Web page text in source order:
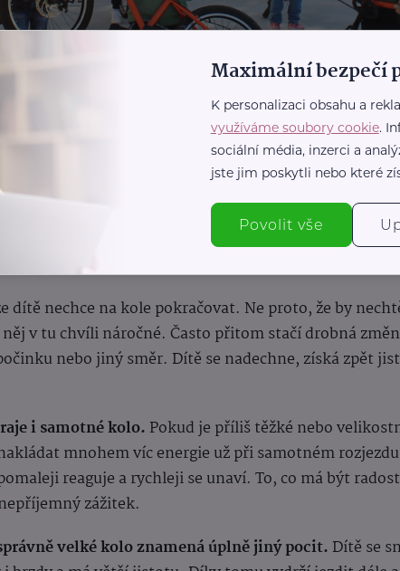
které mu opravdu sedí, získává jistotu a jízda na kole
změnit maličkost
dítě nechce na kole pokračovat. Ne proto, že by
v tu chvíli náročné. Často přitom stačí drobná
nebo jiný směr. Dítě se nadechne, získá zpět
i samotné kolo.Pokud je příliš těžké nebo
mnohem víc energie už při samotném
reaguje a rychleji se unaví. To, co má být
zážitek.
velké kolo znamená úplně jiný pocit. Dítě se
Maximální bezpečí
K personalizaci obsahu a
využíváme soubory cookie.
sociální média, inzerci a
jste jim poskytli nebo které
Povolit vše